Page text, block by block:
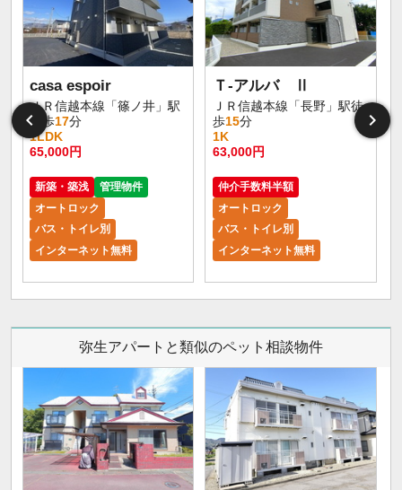
casa espoir
ＪＲ信越本線「篠ノ井」駅
徒歩17分
1LDK
65,000円
新築・築浅
管理物件
オートロック
バス・トイレ別
インターネット無料
Ｔ-アルバ Ⅱ
ＪＲ信越本線「長野」駅徒
歩15分
1K
63,000円
仲介手数料半額
オートロック
バス・トイレ別
インターネット無料
弥生アパートと類似のペット相談物件